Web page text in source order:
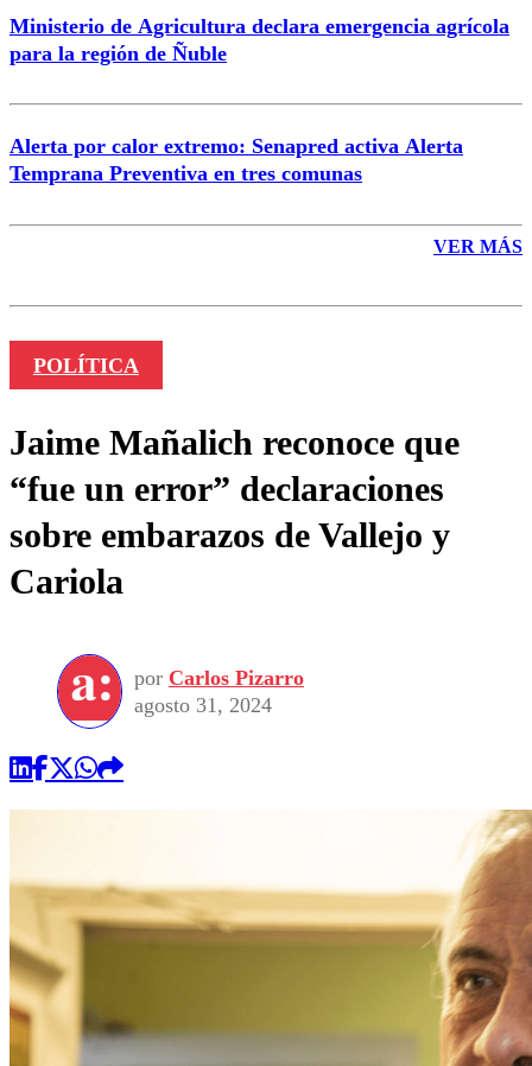
Ministerio de Agricultura declara emergencia agrícola
para la región de Ñuble
Alerta por calor extremo: Senapred activa Alerta
Temprana Preventiva en tres comunas
VER MÁS
POLÍTICA
Jaime Mañalich reconoce que
“fue un error” declaraciones
sobre embarazos de Vallejo y
Cariola
por Carlos Pizarro
agosto 31, 2024